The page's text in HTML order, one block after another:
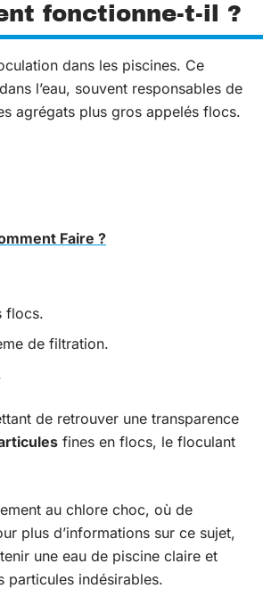
fonctionne-t-il ?
dans les piscines. Ce
l’eau, souvent responsables de
agrégats plus gros appelés flocs.
Faire ?
flocs.
de filtration.
de retrouver une transparence
fines en flocs, le floculant
au chlore choc, où de
plus d’informations sur ce sujet,
une eau de piscine claire et
particules indésirables.